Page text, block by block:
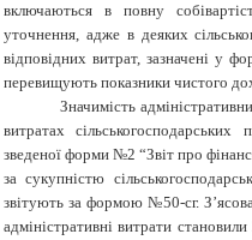
включаються в повну
уточнення, адже в деяких
відповідних витрат, зазначені у
перевищують показники чистого
Значимість
витратах
зведеної форми №2 “Звіт про
за сукупністю
звітують за формою №50-сг.
адміністративні витрати